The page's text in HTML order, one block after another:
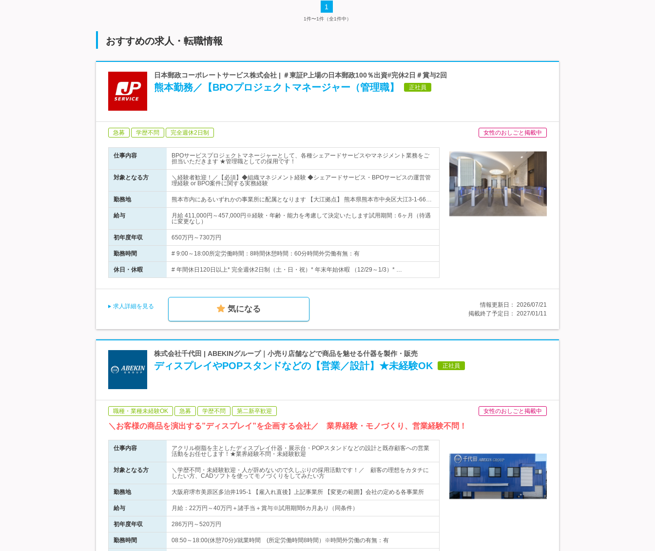
1
1件〜1件（全1件中）
おすすめの求人・転職情報
日本郵政コーポレートサービス株式会社 | ＃東証P上場の日本郵政100％出資#完休2日＃賞与2回
熊本勤務／【BPOプロジェクトマネージャー（管理職】 正社員
急募 学歴不問 完全週休2日制 女性のおしごと掲載中
仕事内容
BPOサービスプロジェクトマネージャーとして、各種シェアードサービスやマネジメント業務をご
担当いただきます ★管理職としての採用です！
対象となる方
＼経験者歓迎！／【必須】◆組織マネジメント経験 ◆シェアードサービス・BPOサービスの運営管
理経験 or BPO案件に関する実務経験
勤務地 熊本市内にあるいずれかの事業所に配属となります 【大江拠点】 熊本県熊本市中央区大江3-1-66…
給与
月給 411,000円～457,000円※経験・年齢・能力を考慮して決定いたします試用期間：6ヶ月（待遇
に変更なし）
初年度年収 650万円～730万円
勤務時間 # 9:00～18:00所定労働時間：8時間休憩時間：60分時間外労働有無：有
休日・休暇 # 年間休日120日以上* 完全週休2日制（土・日・祝）* 年末年始休暇 （12/29～1/3）* …
求人詳細を見る 気になる 情報更新日： 2026/07/21
掲載終了予定日： 2027/01/11
株式会社千代田 | ABEKINグループ｜小売り店舗などで商品を魅せる什器を製作・販売
ディスプレイやPOPスタンドなどの【営業／設計】★未経験OK 正社員
職種・業種未経験OK 急募 学歴不問 第二新卒歓迎 女性のおしごと掲載中
＼お客様の商品を演出する”ディスプレイ”を企画する会社／ 業界経験・モノづくり、営業経験不問！
仕事内容
アクリル樹脂を主としたディスプレイ什器・展示台・POPスタンドなどの設計と既存顧客への営業
活動をお任せします！★業界経験不問・未経験歓迎
対象となる方
＼学歴不問・未経験歓迎・人が辞めないので久しぶりの採用活動です！／ 顧客の理想をカタチに
したい方、CADソフトを使ってモノづくりをしてみたい方
勤務地 大阪府堺市美原区多治井195-1 【雇入れ直後】上記事業所 【変更の範囲】会社の定める各事業所
給与 月給：22万円～40万円＋諸手当＋賞与※試用期間6カ月あり（同条件）
初年度年収 286万円～520万円
勤務時間 08:50～18:00(休憩70分)/就業時間 (所定労働時間8時間）※時間外労働の有無：有